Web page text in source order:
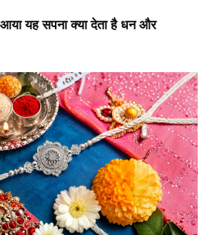
यह सपना क्या देता है धन और